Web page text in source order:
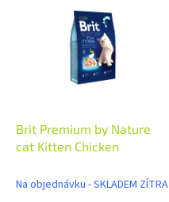
Nejdražší
Nejprodávanější
Abecedně
Brit Premium by Nature
cat Kitten Chicken
Na objednávku - SKLADEM ZÍTRA